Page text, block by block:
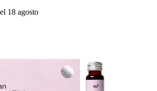
18 agosto